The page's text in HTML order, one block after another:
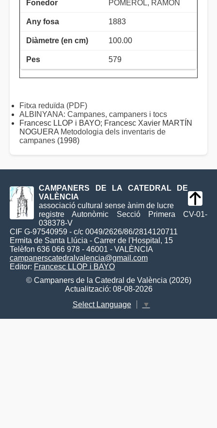
POMEROL, RAMÓN
1883
100.00
579
Fitxa reduïda (PDF)
ALBINYANA: Campanes, campaners i tocs
Francesc LLOP i BAYO; Francesc Xavier MARTÍN
NOGUERA Metodologia dels inventaris de
campanes (1998)
CAMPANERS DE LA CATEDRAL DE
VALÈNCIA
associació cultural sense ànim de lucre
registre Autonòmic Secció Primera CV-01-
038378-V
CIF G-97540959 - c/c 0049/2626/86/2814120711
Ermita de Santa Llúcia - Carrer de l'Hospital, 15
Telèfon 636 066 978 - 46001 - VALÈNCIA
campanerscatedralvalencia@gmail.com
Editor: Francesc LLOP i BAYO
© Campaners de la Catedral de València (2026)
Actualització: 08-08-2026
Select Language
▼